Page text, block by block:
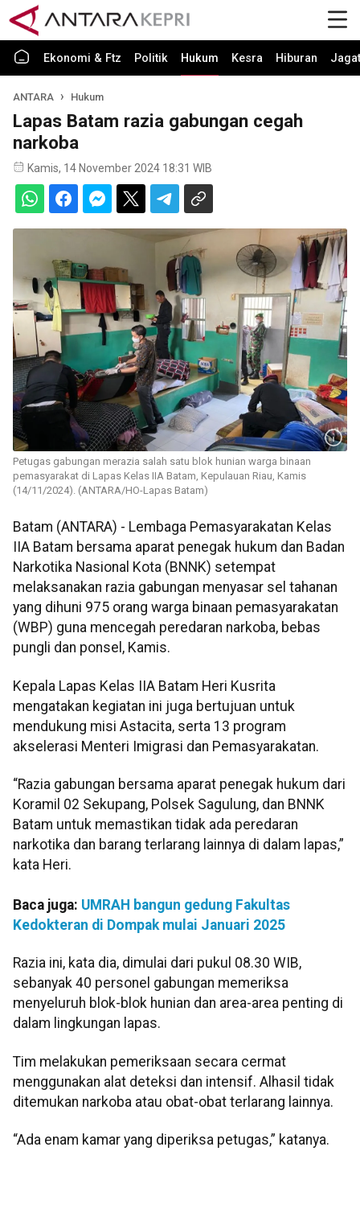
Ekonomi & Ftz Politik Hukum Kesra Hiburan Jagat
ANTARA Hukum
Lapas Batam razia gabungan cegah
narkoba
Kamis, 14 November 2024 18:31 WIB
Petugas gabungan merazia salah satu blok hunian warga binaan
pemasyarakat di Lapas Kelas IIA Batam, Kepulauan Riau, Kamis
(14/11/2024). (ANTARA/HO-Lapas Batam)
Batam (ANTARA) - Lembaga Pemasyarakatan Kelas
IIA Batam bersama aparat penegak hukum dan Badan
Narkotika Nasional Kota (BNNK) setempat
melaksanakan razia gabungan menyasar sel tahanan
yang dihuni 975 orang warga binaan pemasyarakatan
(WBP) guna mencegah peredaran narkoba, bebas
pungli dan ponsel, Kamis.
Kepala Lapas Kelas IIA Batam Heri Kusrita
mengatakan kegiatan ini juga bertujuan untuk
mendukung misi Astacita, serta 13 program
akselerasi Menteri Imigrasi dan Pemasyarakatan.
“Razia gabungan bersama aparat penegak hukum dari
Koramil 02 Sekupang, Polsek Sagulung, dan BNNK
Batam untuk memastikan tidak ada peredaran
narkotika dan barang terlarang lainnya di dalam lapas,”
kata Heri.
Baca juga: UMRAH bangun gedung Fakultas
Kedokteran di Dompak mulai Januari 2025
Razia ini, kata dia, dimulai dari pukul 08.30 WIB,
sebanyak 40 personel gabungan memeriksa
menyeluruh blok-blok hunian dan area-area penting di
dalam lingkungan lapas.
Tim melakukan pemeriksaan secara cermat
menggunakan alat deteksi dan intensif. Alhasil tidak
ditemukan narkoba atau obat-obat terlarang lainnya.
“Ada enam kamar yang diperiksa petugas,” katanya.